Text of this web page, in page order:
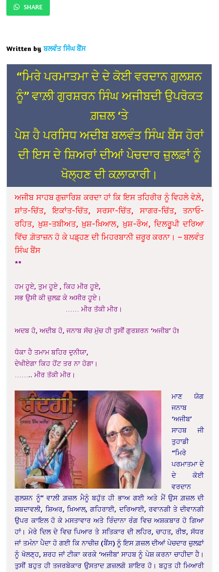
SHARE
Written by ਬਲਵੰਤ ਸਿੰਘ ਬੈਂਸ
“ਮਿਰੇ ਪਰਮਾਤਮਾ ਦੇ ਦੇ ਕੋਈ ਵਰਦਾਨ ਗੁਲਸ਼ਨ
ਨੂੰ” ਵਾਲ਼ੀ ਗੁਰਸ਼ਰਨ ਸਿੰਘ ਅਜੀਬਦੀ ਉਪਰੋਕਤ
ਗ਼ਜ਼ਲ ‘ਤੇ
ਪੇਸ਼ ਹੈ ਪਰਸਿਧ ਅਦੀਬ ਬਲਵੰਤ ਸਿੰਘ ਬੈਂਸ ਹੋਰਾਂ
ਦੀ ਇਸ ਦੇ ਸ਼ਿਅਰਾਂ ਦੀਆਂ ਪੇਚਦਾਰ ਜ਼ੁਲਫ਼ਾਂ ਨੂੰ
ਖੋਲ੍ਹਣ ਦੀ ਕਲ਼ਾਕਾਰੀ।
ਅਜੀਬ ਸਾਹਬ ਗੁਜ਼ਾਰਿਸ਼ ਕਰਦਾ ਹਾਂ ਕਿ ਇਸ ਤਹਿਰੀਰ ਨੂੰ ਵਿਹਲੇ ਵੇਲ਼ੇ,
ਸ਼ਾਂਤ-ਚਿੱਤ, ਇਕਾਂਤ-ਚਿੱਤ, ਸਰਸਾ-ਚਿੱਤ, ਸਾਗਰ-ਚਿੱਤ, ਤਨਾਓ-
ਰਹਿਤ, ਖ਼ੁਸ਼-ਤਬੀਅਤ, ਖ਼ੁਸ਼-ਖ਼ਿਆਲ, ਖ਼ੁਸ਼-ਰੌਅ, ਦਿਲਰੂੂਪੀ ਦਰਿਆ
ਵਿੱਚ ਗ਼ੋਤਾਜ਼ਨ ਹੋ ਕੇ ਪਡ਼੍ਹਣ ਦੀ ਮਿਹਰਬਾਨੀ ਜ਼ਰੂਰ ਕਰਨਾ। – ਬਲਵੰਤ
ਸਿੰਘ ਬੈਂਸ
**
ਹਮ ਹੂਏ, ਤੁਮ ਹੂਏ , ਕਿਹ ਮੀਰ ਹੂਏ,
ਸਭ ਉਸੀ ਕੀ ਜ਼ੁਲਫ਼ ਕੇ ਅਸੀਰ ਹੂਏ।
…… ਮੀਰ ਤੱਕੀ ਮੀਰ।
ਅਦਬ ਹੋ, ਅਦੀਬ ਹੋ, ਜਨਾਬ ਸੱਚ ਮੁੱਚ ਹੀ ਤੁਸੀਂ ਗੁਰਸ਼ਰਨ ‘ਅਜੀਬ’ ਹੋ!
ਧੋਕਾ ਹੈ ਤਮਾਮ ਬਹਿਰ ਦੁਨੀਯਾ,
ਦੇਖੀਏਗਾ ਕਿਹ ਹੋਂਟ ਤਰ ਨਾ ਹੋਗਾ।
…….. ਮੀਰ ਤੱਕੀ ਮੀਰ।
ਮਾਣ ਯੋਗ
ਜਨਾਬ
‘ਅਜੀਬ’
ਸਾਹਬ ਜੀ
ਤੁਹਾਡੀ
“ਮਿਰੇ
ਪਰਮਾਤਮਾ ਦੇ
ਦੇ ਕੋਈ
ਵਰਦਾਨ
ਗੁਲਸ਼ਨ ਨੂੰ” ਵਾਲ਼ੀ ਗ਼ਜ਼ਲ ਮੈਨੂੰ ਬਹੁੱਤ ਹੀ ਭਾਅ ਗਈ ਅਤੇ ਮੈਂ ਉਸ ਗ਼ਜ਼ਲ ਦੀ
ਸ਼ਬਦਾਵਲੀ, ਸ਼ਿਅਰ, ਖ਼ਿਆਲ, ਗਹਿਰਾਈ, ਦਰਿਆਈ, ਰਵਾਨਗੀ ਤੇ ਦੀਵਾਨਗੀ
ਉਪਰ ਕਾਇਲ ਹੋ ਕੇ ਮਸਤਾਵਾਰ ਅਤੇ ਰਿੰਦਾਨਾ ਰੰਗ ਵਿਚ ਅਸ਼ਕਬਾਰ ਹੋ ਗਿਆ
ਹਾਂ। ਮੇਰੇ ਦਿਲ ਦੇ ਵਿਚ ਪਿਆਰ ਤੇ ਸਤਿਕਾਰ ਦੀ ਲਹਿਰ, ਚਾਹਤ, ਰੀਝ, ਸੱਧਰ
ਜਾਂ ਤਮੰਨਾ ਪੈਦਾ ਹੋ ਗਈ ਕਿ ਨਾਚੀਜ਼ (ਬੈਂਸ) ਨੂੰ ਇਸ ਗ਼ਜ਼ਲ ਦੀਆਂ ਪੇਚਦਾਰ ਜ਼ੁਲਫ਼ਾਂ
ਨੂੰ ਖੋਲਣ੍ਹ, ਸ਼ਰਹ ਜਾਂ ਟੀਕਾ ਕਰਕੇ ‘ਅਜੀਬ’ ਸਾਹਬ ਨੂੰ ਪੇਸ਼ ਕਰਨਾ ਚਾਹੀਦਾ ਹੈ।
ਤੁਸੀਂ ਬਹੁਤ ਹੀ ਤਜਰਬੇਕਾਰ ਉਸਤਾਦ ਗ਼ਜ਼ਲਗੋ ਸ਼ਾਇਰ ਹੋ। ਬਹੁਤ ਹੀ ਮਿਆਰੀ